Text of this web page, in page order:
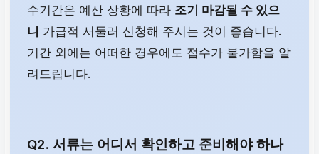
수기간은 예산 상황에 따라 조기 마감될 수 있으
니 가급적 서둘러 신청해 주시는 것이 좋습니다.
기간 외에는 어떠한 경우에도 접수가 불가함을 알
려드립니다.
Q2. 서류는 어디서 확인하고 준비해야 하나